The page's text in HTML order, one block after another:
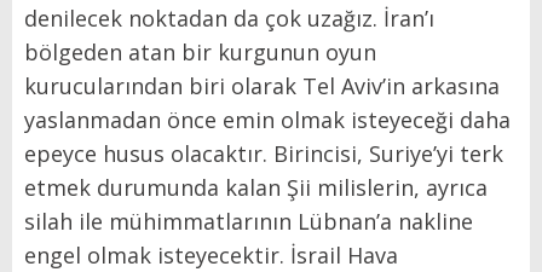
denilecek noktadan da çok uzağız. İran’ı
bölgeden atan bir kurgunun oyun
kurucularından biri olarak Tel Aviv’in arkasına
yaslanmadan önce emin olmak isteyeceği daha
epeyce husus olacaktır. Birincisi, Suriye’yi terk
etmek durumunda kalan Şii milislerin, ayrıca
silah ile mühimmatlarının Lübnan’a nakline
engel olmak isteyecektir. İsrail Hava